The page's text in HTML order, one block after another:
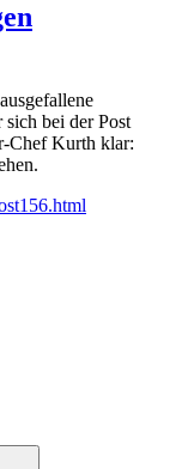
bei der Post
Chef Kurth klar: